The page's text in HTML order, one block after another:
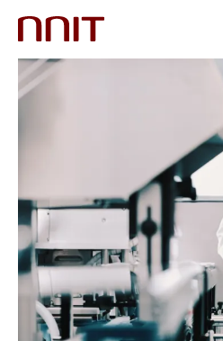
INDUSTRIER
INDSIGT
INVESTORER OG PRESSE
KARRIERE